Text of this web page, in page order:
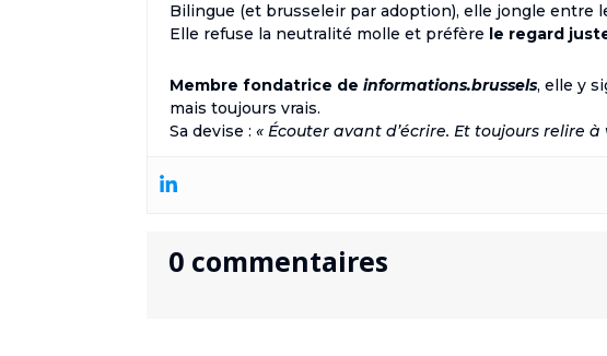
Bilingue (et brusseleir par adoption), elle jongle entre
Elle refuse la neutralité molle et préfère le regard
Membre fondatrice deinformations.brussels, elle y
mais toujours vrais.
Sa devise :« Écouter avant d’écrire. Et toujours relire à
0 commentaires